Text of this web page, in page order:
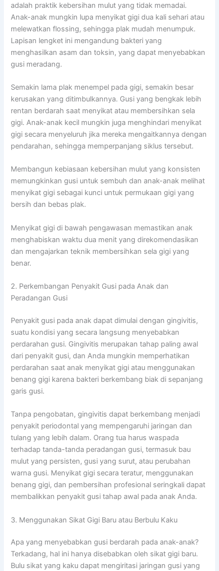
adalah praktik kebersihan mulut yang tidak memadai.
Anak-anak mungkin lupa menyikat gigi dua kali sehari atau
melewatkan flossing, sehingga plak mudah menumpuk.
Lapisan lengket ini mengandung bakteri yang
menghasilkan asam dan toksin, yang dapat menyebabkan
gusi meradang.
Semakin lama plak menempel pada gigi, semakin besar
kerusakan yang ditimbulkannya. Gusi yang bengkak lebih
rentan berdarah saat menyikat atau membersihkan sela
gigi. Anak-anak kecil mungkin juga menghindari menyikat
gigi secara menyeluruh jika mereka mengaitkannya dengan
pendarahan, sehingga memperpanjang siklus tersebut.
Membangun kebiasaan kebersihan mulut yang konsisten
memungkinkan gusi untuk sembuh dan anak-anak melihat
menyikat gigi sebagai kunci untuk permukaan gigi yang
bersih dan bebas plak.
Menyikat gigi di bawah pengawasan memastikan anak
menghabiskan waktu dua menit yang direkomendasikan
dan mengajarkan teknik membersihkan sela gigi yang
benar.
2. Perkembangan Penyakit Gusi pada Anak dan
Peradangan Gusi
Penyakit gusi pada anak dapat dimulai dengan gingivitis,
suatu kondisi yang secara langsung menyebabkan
perdarahan gusi. Gingivitis merupakan tahap paling awal
dari penyakit gusi, dan Anda mungkin memperhatikan
perdarahan saat anak menyikat gigi atau menggunakan
benang gigi karena bakteri berkembang biak di sepanjang
garis gusi.
Tanpa pengobatan, gingivitis dapat berkembang menjadi
penyakit periodontal yang mempengaruhi jaringan dan
tulang yang lebih dalam. Orang tua harus waspada
terhadap tanda-tanda peradangan gusi, termasuk bau
mulut yang persisten, gusi yang surut, atau perubahan
warna gusi. Menyikat gigi secara teratur, menggunakan
benang gigi, dan pembersihan profesional seringkali dapat
membalikkan penyakit gusi tahap awal pada anak Anda.
3. Menggunakan Sikat Gigi Baru atau Berbulu Kaku
Apa yang menyebabkan gusi berdarah pada anak-anak?
Terkadang, hal ini hanya disebabkan oleh sikat gigi baru.
Bulu sikat yang kaku dapat mengiritasi jaringan gusi yang